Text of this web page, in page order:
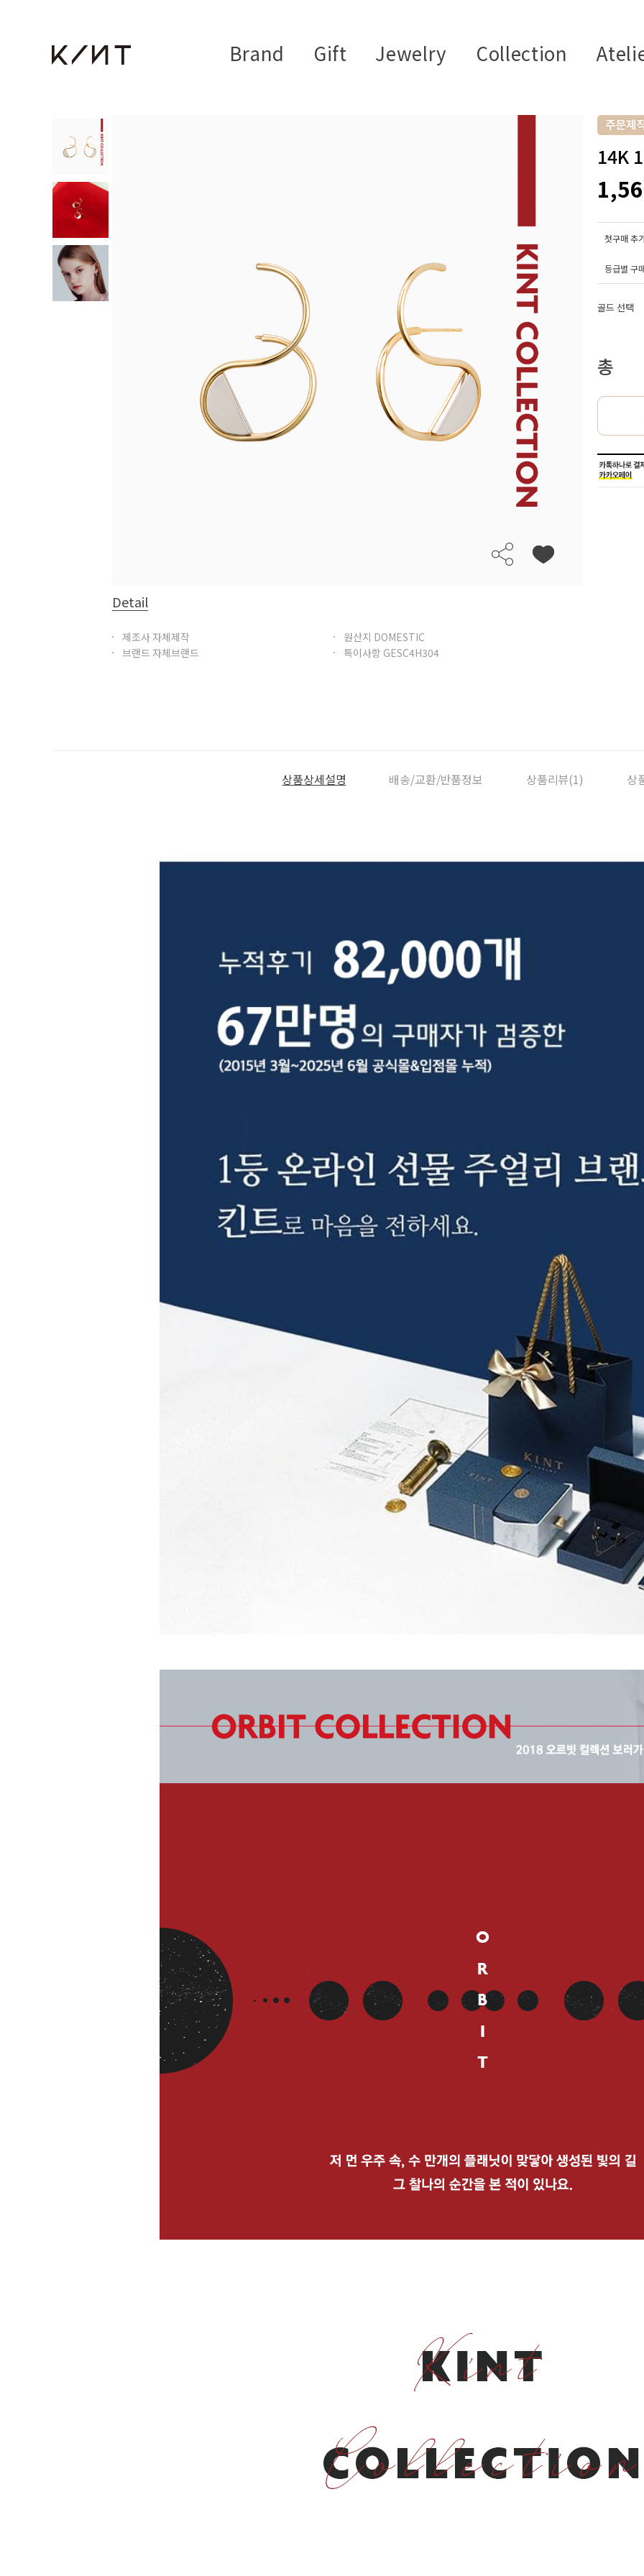
Brand Gift Jewelry Collection
Detail
제조사 자체제작
원산지 DOMESTIC
브랜드 자체브랜드
특이사항 GESC4H304
14K
첫구매 추
등급별 구
골드 선택
총
상품상세설명 배송/교환/반품정보 상품리뷰(1) 상